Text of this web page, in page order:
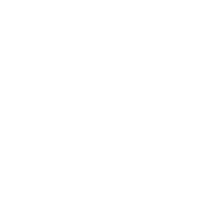
Como actividades
Wéstern, el VII Concurso
Los talleres y clases
wéstern’ impartido por
fotógrafo Pepe de la
ferrocarriles y aves